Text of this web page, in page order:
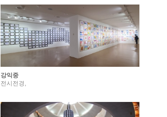
강익중
전시전경,